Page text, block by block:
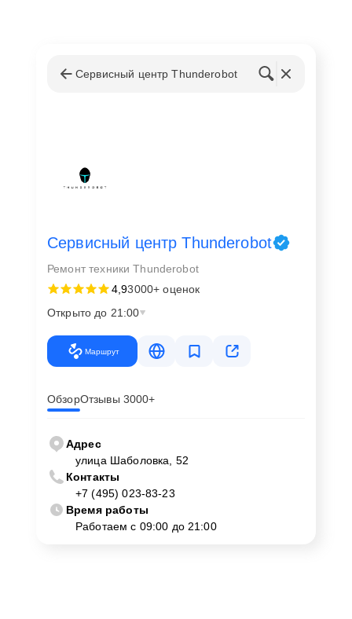
Сервисный центр Thunderobot
Сервисный центр Thunderobot
Ремонт техники Thunderobot
4,93000+ оценок
Открыто до 21:00
Маршрут
ОбзорОтзывы 3000+
Адрес
улица Шаболовка, 52
Контакты
+7 (495) 023-83-23
Время работы
Работаем с 09:00 до 21:00